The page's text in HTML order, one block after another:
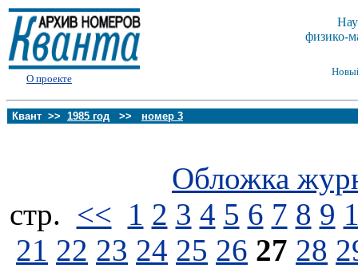
О проекте
физико-
Квант >> 1985 год >> номер 3
Обложка
стp. << 1 2 3 4 5 6 7 8 9
21 22 23 24 25 26 27 28